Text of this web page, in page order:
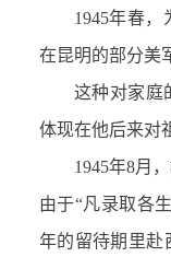
1945年春
在昆明的部分美
这种对家庭
体现在他后来对
1945年8月
由于“凡录取各
年的留待期里赴